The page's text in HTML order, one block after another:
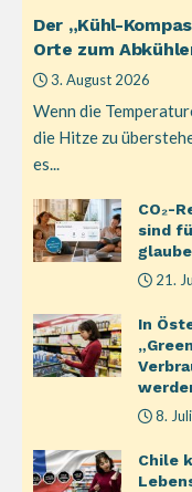
Der „Kühl-
Orte zum
3. August 2026
Wenn die
die Hitze zu
es...
CO₂-
sind
21.
In
8.
Chile